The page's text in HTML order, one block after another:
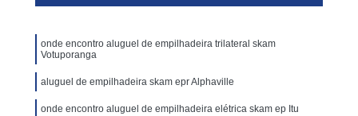
onde encontro aluguel de empilhadeira trilateral skam
Votuporanga
aluguel de empilhadeira skam epr Alphaville
onde encontro aluguel de empilhadeira elétrica skam ep Itu